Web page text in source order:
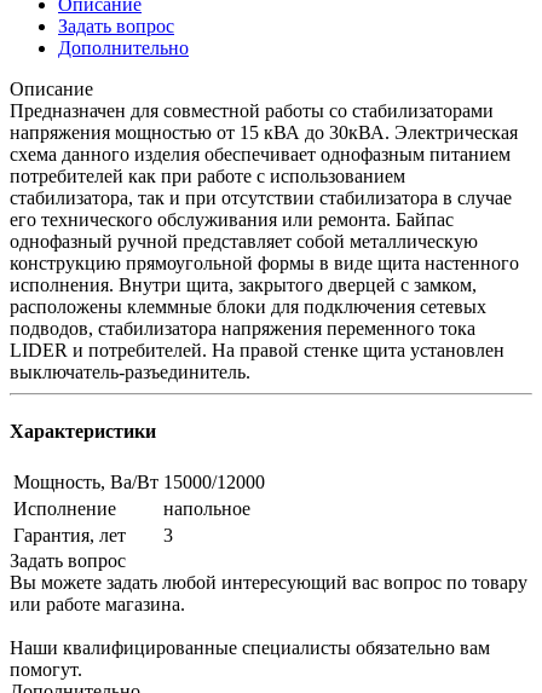
Задать вопрос
Дополнительно
Описание
Предназначен для совместной работы со стабилизаторами
напряжения мощностью от 15 кВА до 30кВА. Электрическая
схема данного изделия обеспечивает однофазным питанием
потребителей как при работе с использованием
стабилизатора, так и при отсутствии стабилизатора в случае
его технического обслуживания или ремонта. Байпас
однофазный ручной представляет собой металлическую
конструкцию прямоугольной формы в виде щита настенного
исполнения. Внутри щита, закрытого дверцей с замком,
расположены клеммные блоки для подключения сетевых
подводов, стабилизатора напряжения переменного тока
LIDER и потребителей. На правой стенке щита установлен
выключатель-разъединитель.
Характеристики
Мощность, Ва/Вт 15000/12000
Исполнение
напольное
Гарантия, лет
3
Задать вопрос
Вы можете задать любой интересующий вас вопрос по товару
или работе магазина.
Наши квалифицированные специалисты обязательно вам
помогут.